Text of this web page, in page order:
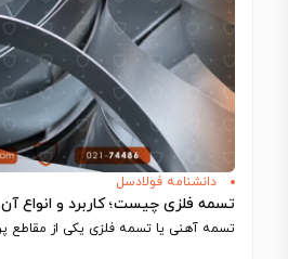
دانشنامه فولادسل
تسمه فلزی چیست؛ کاربرد و انواع آن